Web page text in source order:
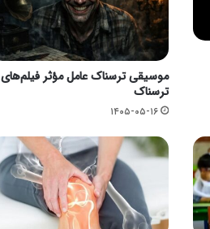
موسیقی ترسناک عامل مؤثر فیلم‌های
ترسناک
۱۴۰۵-۰۵-۱۶